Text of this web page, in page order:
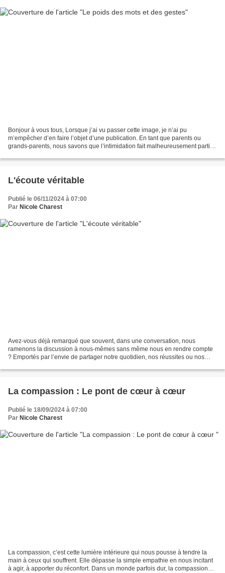
Bonjour à vous tous, Lorsque j’ai vu passer cette image, je n’ai pu
m’empêcher d’en faire l’objet d’une publication. En tant que parents ou
grands-parents, nous savons que l’intimidation fait malheureusement partie
L'écoute véritable
Publié le 06/11/2024 à 07:00
Par Nicole Charest
Avez-vous déjà remarqué que souvent, dans une conversation, nous
ramenons la discussion à nous-mêmes sans même nous en rendre compte
? Emportés par l’envie de partager notre quotidien, nos réussites ou nos
La compassion : Le pont de cœur à cœur
Publié le 18/09/2024 à 07:00
Par Nicole Charest
La compassion, c’est cette lumière intérieure qui nous pousse à tendre la
main à ceux qui souffrent. Elle dépasse la simple empathie en nous incitant
à agir, à apporter du réconfort. Dans un monde parfois dur, la compassion